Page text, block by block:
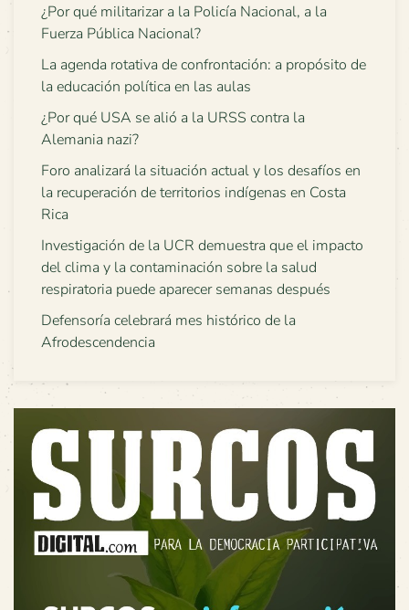
¿Por qué militarizar a la Policía Nacional, a la
Fuerza Pública Nacional?
La agenda rotativa de confrontación: a propósito de
la educación política en las aulas
¿Por qué USA se alió a la URSS contra la
Alemania nazi?
Foro analizará la situación actual y los desafíos en
la recuperación de territorios indígenas en Costa
Rica
Investigación de la UCR demuestra que el impacto
del clima y la contaminación sobre la salud
respiratoria puede aparecer semanas después
Defensoría celebrará mes histórico de la
Afrodescendencia